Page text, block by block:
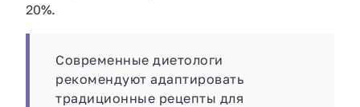
20%.
Современные диетологи
рекомендуют адаптировать
традиционные рецепты для